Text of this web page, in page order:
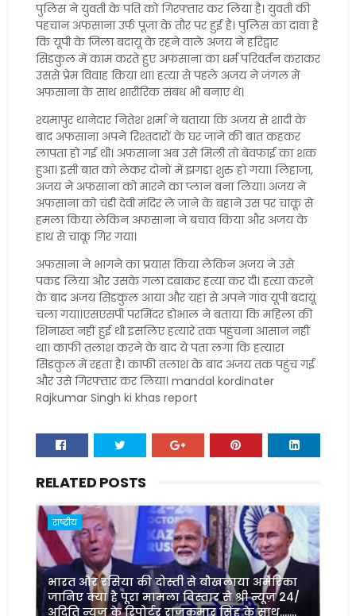
पुलिस ने युवती के पति को गिरफ्तार कर लिया है। युवती की
पहचान अफसाना उर्फ पूजा के तौर पर हुई है। पुलिस का दावा है
कि यूपी के जिला बदायू के रहने वाले अजय ने हरिद्वार
सिडकुल में काम करते हुए अफसाना का धर्म परिवर्तन कराकर
उससे प्रेम विवाह किया था। हत्या से पहले अजय ने जंगल में
अफसाना के साथ शारीरिक संबंध भी बनाए थे।
श्यमापुर थानेदार ​नितेश शर्मा ने बताया कि अजय से शादी के
बाद अफसाना अपने रिश्तदारों के घर जाने की बात कहकर
लापता हो गई थी। अफसाना अब उसे मिली तो बेवफाई का शक
हुआ। इसी बात को लेकर दोनों में झगडा शुरु हो गया। लिहाजा,
अजय ने अफसाना को मारने का प्लान बना लिया। अजय ने
अफसाना को चंडी देवी मंदिर ले जाने के बहाने उस पर चाकू से
हमला किया लेकिन अफसाना ने बचाव किया और अजय के
हाथ से चाकू गिर गया।
अफसाना ने भागने का प्रयास किया लेकिन अजय ने उसे
पकड लिया और उसके गला दबाकर हत्या कर दी। हत्या करने
के बाद अजय सिडकुल आया और यहां से अपने गांव यूपी बदायूं
चला गया।एसएसपी परमिंदर डोभाल ने बताया कि महिला की
शिनाख्त नहीं हुई थी ​इसलिए हत्यारे तक पहुंचना आसान नहीं
था। काफी तलाश करने के बाद ये पता लगा कि हत्यारा
सिडकुल में रहता है। काफी तलाश के बाद अजय तक पहुंच गई
और उसे गिरफ्तार कर लिया। mandal kordinater
Rajkumar Singh ki khas report
RELATED POSTS
राष्ट्रीय
भारत और रसिया की दोस्ती से बौखलाया अमेरिका
जानिए क्या है पूरा मामला विस्तार से श्री न्यूज़ 24/
अदिति न्यूज़ के रिपोर्टर राजकुमार सिंह के साथ.......